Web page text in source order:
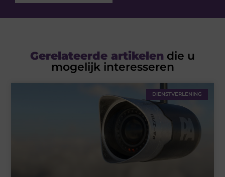
Gerelateerde artikelen die u
mogelijk interesseren
DIENSTVERLENING